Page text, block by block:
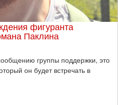
фигуранта
Паклина
группы поддержки, это
он будет встречать в